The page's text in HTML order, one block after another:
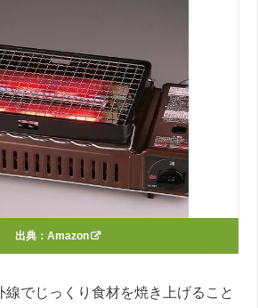
出典： Amazon
線でじっくり食材を焼き上げること